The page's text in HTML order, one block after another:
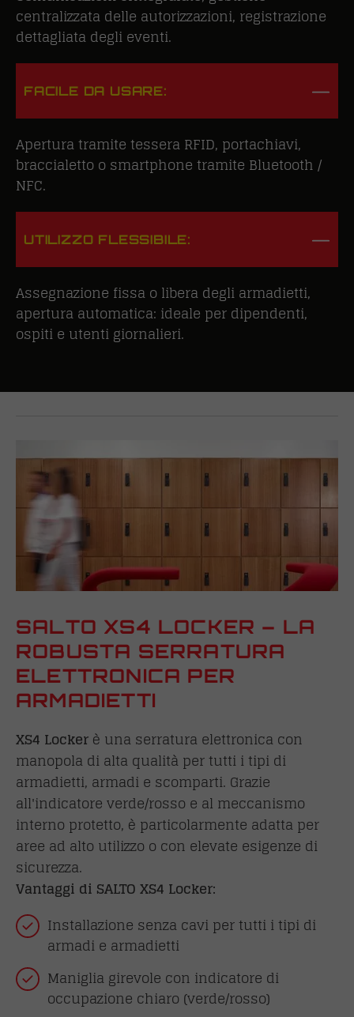
centralizzata delle autorizzazioni, registrazione
dettagliata degli eventi.
FACILE DA USARE:
Apertura tramite tessera RFID, portachiavi,
braccialetto o smartphone tramite Bluetooth /
NFC.
UTILIZZO FLESSIBILE:
Assegnazione fissa o libera degli armadietti,
apertura automatica: ideale per dipendenti,
ospiti e utenti giornalieri.
SALTO XS4 LOCKER – LA
ROBUSTA SERRATURA
ELETTRONICA PER
ARMADIETTI
XS4 Lockerè una serratura elettronica con
manopola di alta qualità per tutti i tipi di
armadietti, armadi e scomparti. Grazie
all'indicatore verde/rosso e al meccanismo
interno protetto, è particolarmente adatta per
aree ad alto utilizzo o con elevate esigenze di
sicurezza.
Vantaggi di SALTO XS4 Locker:
Installazione senza cavi per tutti i tipi di
armadi e armadietti
Maniglia girevole con indicatore di
occupazione chiaro (verde/rosso)